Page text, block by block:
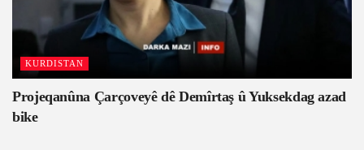
KURDISTAN
Projeqanûna Çarçoveyê dê Demîrtaş û Yuksekdag azad
bike